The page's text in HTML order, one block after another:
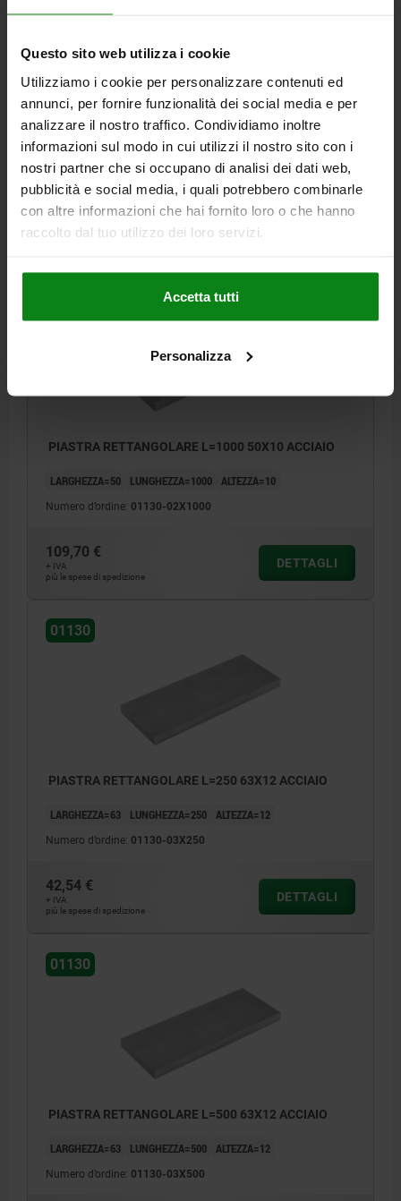
Questo sito web utilizza i cookie
Utilizziamo i cookie per personalizzare contenuti ed
annunci, per fornire funzionalità dei social media e per
analizzare il nostro traffico. Condividiamo inoltre
informazioni sul modo in cui utilizzi il nostro sito con i
nostri partner che si occupano di analisi dei dati web,
pubblicità e social media, i quali potrebbero combinarle
con altre informazioni che hai fornito loro o che hanno
raccolto dal tuo utilizzo dei loro servizi.
Accetta tutti
Personalizza
PIASTRA RETTANGOLARE L=750 50X10 ACCIAIO
LARGHEZZA=50 LUNGHEZZA=750 ALTEZZA=10
Numero d’ordine: 01130-02X750
87,76 €
+ IVA
PIASTRA RETTANGOLARE L=1000 50X10 ACCIAIO
LARGHEZZA=50 LUNGHEZZA=1000 ALTEZZA=10
Numero d’ordine: 01130-02X1000
109,70 €
+ IVA
più le spese di spedizione
DETTAGLI
01130
PIASTRA RETTANGOLARE L=250 63X12 ACCIAIO
LARGHEZZA=63 LUNGHEZZA=250 ALTEZZA=12
Numero d’ordine: 01130-03X250
42,54 €
+ IVA
più le spese di spedizione
DETTAGLI
01130
PIASTRA RETTANGOLARE L=500 63X12 ACCIAIO
LARGHEZZA=63 LUNGHEZZA=500 ALTEZZA=12
Numero d’ordine: 01130-03X500